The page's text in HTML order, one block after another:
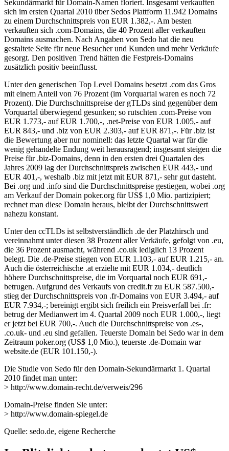
Sekundärmarkt für Domain-Namen floriert. Insgesamt verkauften
sich im ersten Quartal 2010 über Sedos Plattform 11.942 Domains
zu einem Durchschnittspreis von EUR 1.382,-. Am besten
verkauften sich .com-Domains, die 40 Prozent aller verkauften
Domains ausmachen. Nach Angaben von Sedo hat die neu
gestaltete Seite für neue Besucher und Kunden und mehr Verkäufe
gesorgt. Den positiven Trend hätten die Festpreis-Domains
zusätzlich positiv beeinflusst.
Unter den generischen Top Level Domains besetzt .com das Gros
mit einem Anteil von 76 Prozent (im Vorquartal waren es noch 72
Prozent). Die Durchschnittspreise der gTLDs sind gegenüber dem
Vorquartal überwiegend gesunken; so rutschten .com-Preise von
EUR 1.773,- auf EUR 1.700,-, .net-Preise von EUR 1.005,- auf
EUR 843,- und .biz von EUR 2.303,- auf EUR 871,-. Für .biz ist
die Bewertung aber nur nominell: das letzte Quartal war für die
wenig gehandelte Endung weit herausragend; insgesamt steigen die
Preise für .biz-Domains, denn in den ersten drei Quartalen des
Jahres 2009 lag der Durchschnittspreis zwischen EUR 443,- und
EUR 401,-, weshalb .biz mit jetzt mit EUR 871,- sehr gut dasteht.
Bei .org und .info sind die Durchschnittspreise gestiegen, wobei .org
am Verkauf der Domain poker.org für US$ 1,0 Mio. partizipiert;
rechnet man diese Domain heraus, bleibt der Durchschnittswert
nahezu konstant.
Unter den ccTLDs ist selbstverständlich .de der Platzhirsch und
vereinnahmt unter diesen 38 Prozent aller Verkäufe, gefolgt von .eu,
die 36 Prozent ausmacht, während .co.uk lediglich 13 Prozent
belegt. Die .de-Preise stiegen von EUR 1.103,- auf EUR 1.215,- an.
Auch die österreichische .at erzielte mit EUR 1.034,- deutlich
höhere Durchschnittspreise, die im Vorquartal noch EUR 691,-
betrugen. Aufgrund des Verkaufs von credit.fr zu EUR 587.500,-
stieg der Durchschnittspreis von .fr-Domains von EUR 3.494,- auf
EUR 7.934,-; bereinigt ergibt sich freilich ein Preisverfall bei .fr:
betrug der Medianwert im 4. Quartal 2009 noch EUR 1.000,-, liegt
er jetzt bei EUR 700,-. Auch die Durchschnittspreise von .es-,
.co.uk- und .eu sind gefallen. Teuerste Domain bei Sedo war in dem
Zeitraum poker.org (US$ 1,0 Mio.), teuerste .de-Domain war
website.de (EUR 101.150,-).
Die Studie von Sedo für den Domain-Sekundärmarkt 1. Quartal
2010 findet man unter:
> http://www.domain-recht.de/verweis/296
Domain-Preise finden Sie unter:
> http://www.domain-spiegel.de
Quelle: sedo.de, eigene Recherche